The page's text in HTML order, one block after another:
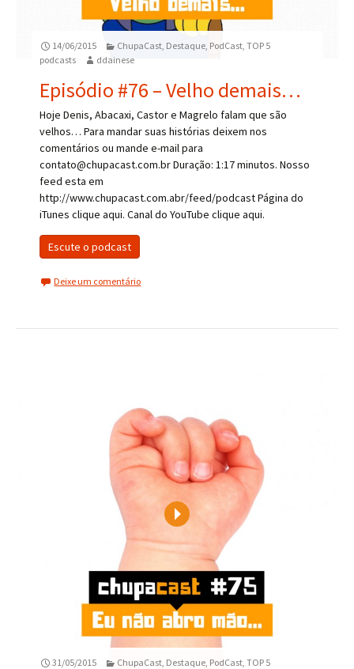
14/06/2015 ChupaCast Destaque PodCast ,TOP 5
podcasts
ddainese
Episódio #76 – Velho demais…
Hoje Denis, Abacaxi, Castor e Magrelo falam que são
velhos… Para mandar suas histórias deixem nos
comentários ou mande e-mail para
contato@chupacast.com.br Duração: 1:17 minutos. Nosso
feed esta em
http://www.chupacast.com.abr/feed/podcast Página do
iTunes clique aqui. Canal do YouTube clique aqui.
Escute o podcast
Deixe um comentário
31/05/2015 ChupaCast Destaque PodCast ,TOP 5